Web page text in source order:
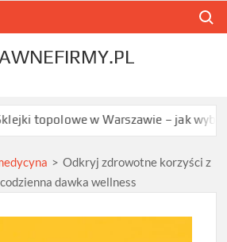
w Warszawie – jak wybrać
> Odkryj zdrowotne korzyści z
dawka wellness